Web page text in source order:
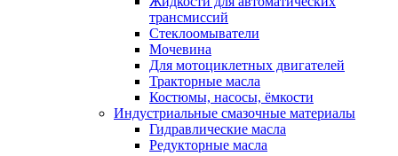
трансмиссий
Стеклоомыватели
Мочевина
Для мотоциклетных двигателей
Тракторные масла
Костюмы, насосы, ёмкости
Индустриальные смазочные материалы
Гидравлические масла
Редукторные масла